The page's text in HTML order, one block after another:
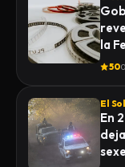
la
50
El
En